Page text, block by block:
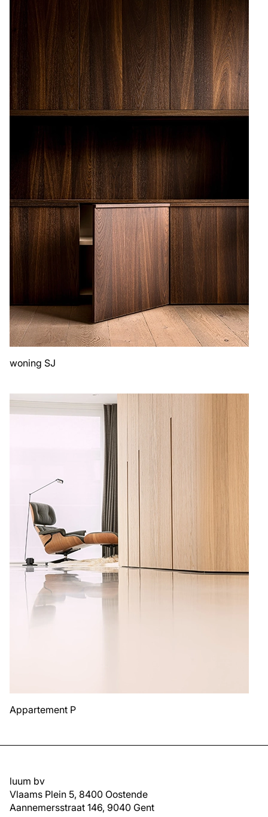
woning SJ
Appartement P
luum bv
Vlaams Plein 5, 8400 Oostende
Aannemersstraat 146, 9040 Gent